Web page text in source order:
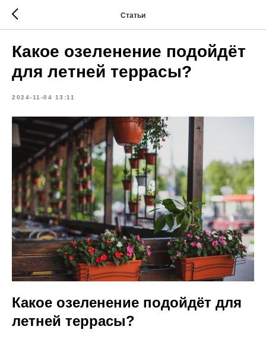
Статьи
Какое озеленение подойдёт
для летней террасы?
2024-11-04 13:11
Какое озеленение подойдёт для
летней террасы?